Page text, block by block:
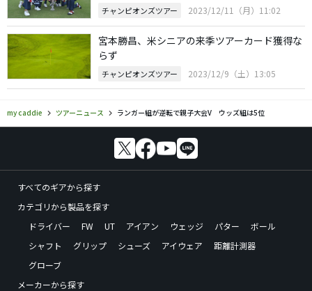
チャンピオンズツアー 2023/12/11（月）11:02
宮本勝昌、米シニアの来季ツアーカード獲得な
らず
チャンピオンズツアー 2023/12/9（土）13:05
my caddie ツアーニュース ランガー組が逆転で親子大会V ウッズ組は5位
すべてのギアから探す
カテゴリから製品を探す
ドライバー
FW UT アイアン ウェッジ パター
ボール
シャフト
グリップ シューズ アイウェア
距離計測器
グローブ
メーカーから探す